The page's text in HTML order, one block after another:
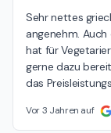
Sehr nettes
angenehm. Auch
hat für
gerne dazu
das
Vor 3 Jahren auf